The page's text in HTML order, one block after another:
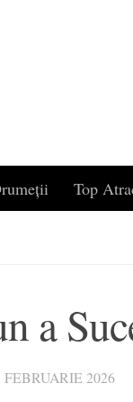
Top
a
FEBRUARIE 2026